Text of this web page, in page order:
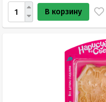
В корзину